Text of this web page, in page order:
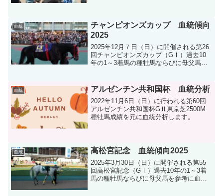
血統
チャンピオンズカップ 血統傾向
2025
2025年12月７日（日）に開催される第26
回チャンピオンズカップ（GⅠ）過去10
年の1～3着馬の種牡馬ならびに母父馬を
血統 アルゼンチン共和国杯 血統分析
2022年11月6日（日）に行われる第60回
アルゼンチン共和国杯GⅡ東京芝2500M
種牡馬成績を元に血統分析します。
血統 高松宮記念 血統傾向2025
2025年3月30日（日）に開催される第55
回高松宮記念（GⅠ）過去10年の1～3着
馬の種牡馬ならびに母父馬を参考に血統